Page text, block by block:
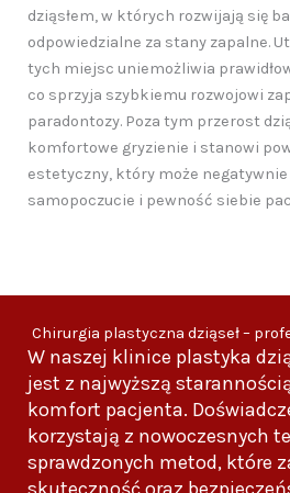
dziąsłem, w których rozwijają się
odpowiedzialne za stany zapalne.
tych miejsc uniemożliwia
co sprzyja szybkiemu rozwojowi
paradontozy. Poza tym przerost
komfortowe gryzienie i stanowi
estetyczny, który może negatywnie
samopoczucie i pewność siebie
Chirurgia plastyczna dziąseł –
W naszej klinice plastyka
jest z najwyższą
komfort pacjenta.
korzystają z nowoczesnych
sprawdzonych metod, które